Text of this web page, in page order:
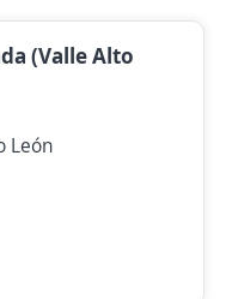
(Valle Alto
León